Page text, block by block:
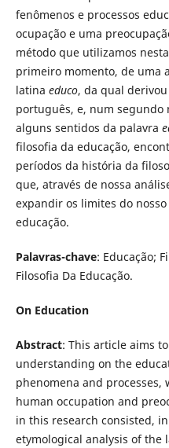
fenômenos e processos
ocupação e uma
método que utilizamos
primeiro momento, de uma
latina educo, da qual
português, e, num
alguns sentidos da palavra
filosofia da educação,
períodos da história da
que, através de nossa
expandir os limites do
educação.
Palavras-chave: Educação;
Filosofia Da Educação.
On Education
Abstract: This article aims
understanding on the
phenomena and
human occupation and
in this research consisted,
etymological analysis of the